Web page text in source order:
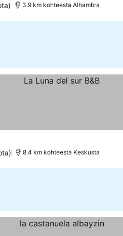
3.9 km kohteesta Alhambra
8.4 km kohteesta Keskusta